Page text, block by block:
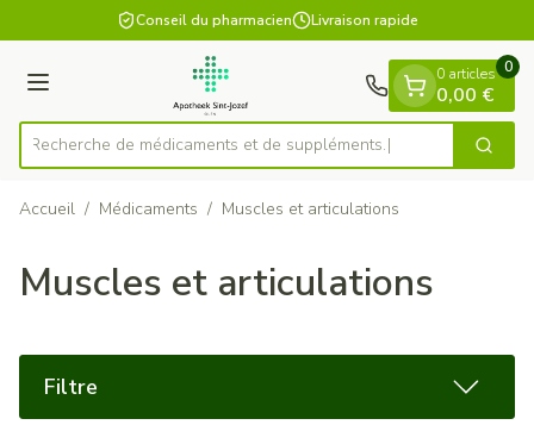
Aller au contenu
1 de 1Conseil du pharmacien Livraison rapide
Menu
Rechercher
Recherche de médicament
0 articles
0,00 €
0
Accueil / Médicaments / Muscles et articulations
Muscles et articulations
Filtre